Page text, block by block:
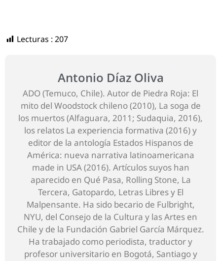
Lecturas : 207
Antonio Díaz Oliva
ADO (Temuco, Chile). Autor de Piedra Roja: El
mito del Woodstock chileno (2010), La soga de
los muertos (Alfaguara, 2011; Sudaquia, 2016),
los relatos La experiencia formativa (2016) y
editor de la antología Estados Hispanos de
América: nueva narrativa latinoamericana
made in USA (2016). Artículos suyos han
aparecido en Qué Pasa, Rolling Stone, La
Tercera, Gatopardo, Letras Libres y El
Malpensante. Ha sido becario de Fulbright,
NYU, del Consejo de la Cultura y las Artes en
Chile y de la Fundación Gabriel García Márquez.
Ha trabajado como periodista, traductor y
profesor universitario en Bogotá, Santiago y